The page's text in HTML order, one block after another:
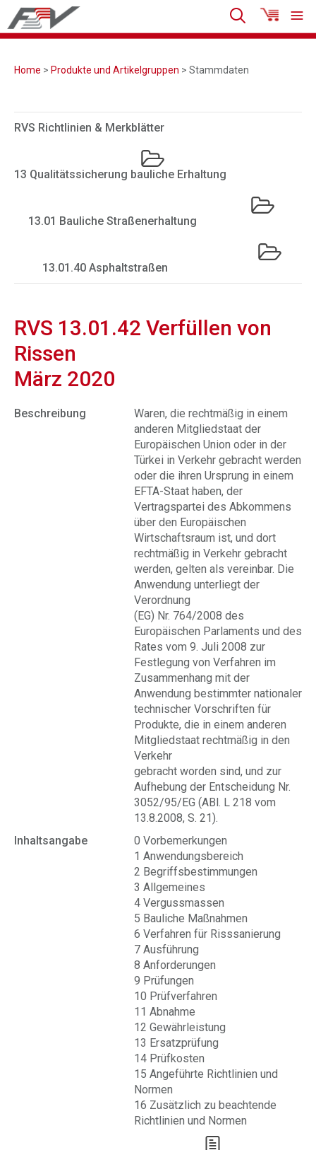
Home > Produkte und Artikelgruppen > Stammdaten
RVS Richtlinien & Merkblätter
13 Qualitätssicherung bauliche Erhaltung
13.01 Bauliche Straßenerhaltung
13.01.40 Asphaltstraßen
RVS 13.01.42 Verfüllen von
Rissen
März 2020
Beschreibung
Waren, die rechtmäßig in einem
anderen Mitgliedstaat der
Europäischen Union oder in der
Türkei in Verkehr gebracht werden
oder die ihren Ursprung in einem
EFTA-Staat haben, der
Vertragspartei des Abkommens
über den Europäischen
Wirtschaftsraum ist, und dort
rechtmäßig in Verkehr gebracht
werden, gelten als vereinbar. Die
Anwendung unterliegt der
Verordnung
(EG) Nr. 764/2008 des
Europäischen Parlaments und des
Rates vom 9. Juli 2008 zur
Festlegung von Verfahren im
Zusammenhang mit der
Anwendung bestimmter nationaler
technischer Vorschriften für
Produkte, die in einem anderen
Mitgliedstaat rechtmäßig in den
Verkehr
gebracht worden sind, und zur
Aufhebung der Entscheidung Nr.
3052/95/EG (ABl. L 218 vom
13.8.2008, S. 21).
Inhaltsangabe
0 Vorbemerkungen
1 Anwendungsbereich
2 Begriffsbestimmungen
3 Allgemeines
4 Vergussmassen
5 Bauliche Maßnahmen
6 Verfahren für Risssanierung
7 Ausführung
8 Anforderungen
9 Prüfungen
10 Prüfverfahren
11 Abnahme
12 Gewährleistung
13 Ersatzprüfung
14 Prüfkosten
15 Angeführte Richtlinien und
Normen
16 Zusätzlich zu beachtende
Richtlinien und Normen